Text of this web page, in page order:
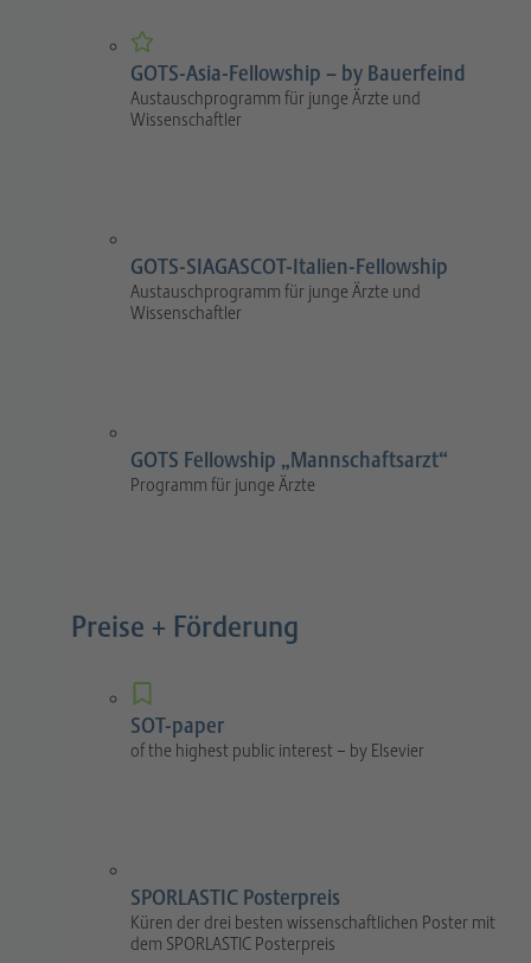
GOTS-Asia-Fellowship – by Bauerfeind
Austauschprogramm für junge Ärzte und
Wissenschaftler
GOTS-SIAGASCOT-Italien-Fellowship
Austauschprogramm für junge Ärzte und
Wissenschaftler
GOTS Fellowship „Mannschaftsarzt“
Programm für junge Ärzte
Preise + Förderung
SOT-paper
of the highest public interest – by Elsevier
SPORLASTIC Posterpreis
Küren der drei besten wissenschaftlichen Poster mit
dem SPORLASTIC Posterpreis